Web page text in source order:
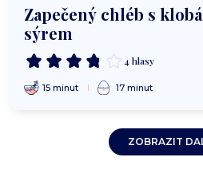
Zapečený chléb s
sýrem
4 hlasy
15 minut 17 minut
ZOBRAZIT